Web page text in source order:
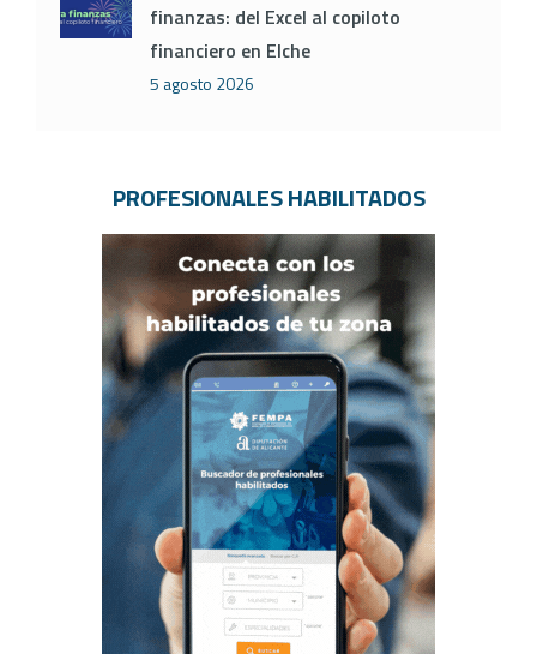
finanzas: del Excel al copiloto
financiero en Elche
5 agosto 2026
PROFESIONALES HABILITADOS